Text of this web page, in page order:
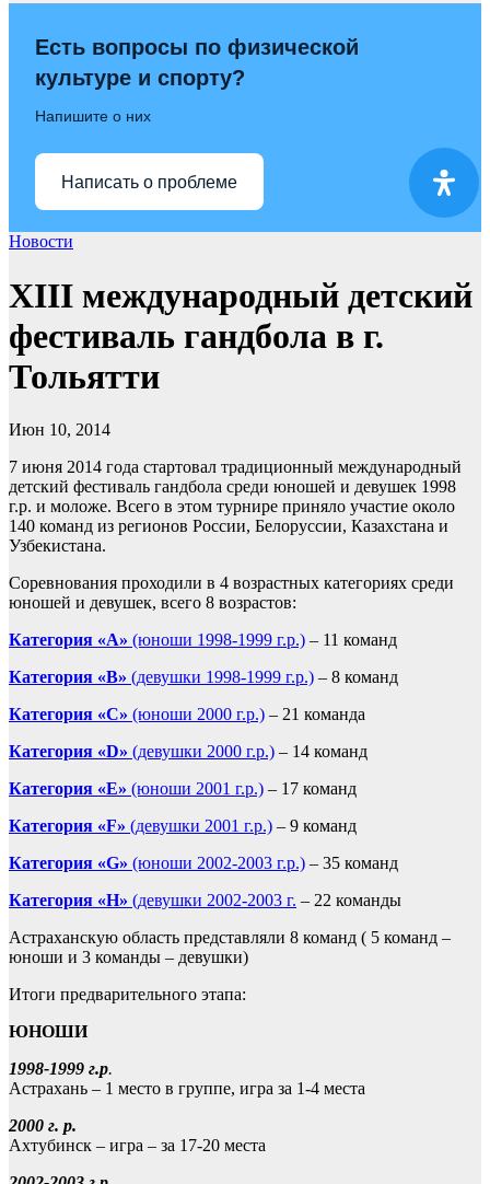
Есть вопросы по физической
культуре и спорту?
Напишите о них
Написать о проблеме
Новости
XIII международный детский
фестиваль гандбола в г.
Тольятти
Июн 10, 2014
7 июня 2014 года стартовал традиционный международный
детский фестиваль гандбола среди юношей и девушек 1998
г.р. и моложе. Всего в этом турнире приняло участие около
140 команд из регионов России, Белоруссии, Казахстана и
Узбекистана.
Соревнования проходили в 4 возрастных категориях среди
юношей и девушек, всего 8 возрастов:
Категория «А» (юноши 1998-1999 г.р.) – 11 команд
Категория «В» (девушки 1998-1999 г.р.) – 8 команд
Категория «С» (юноши 2000 г.р.) – 21 команда
Категория «D» (девушки 2000 г.р.) – 14 команд
Категория «E» (юноши 2001 г.р.) – 17 команд
Категория «F» (девушки 2001 г.р.) – 9 команд
Категория «G» (юноши 2002-2003 г.р.) – 35 команд
Категория «H» (девушки 2002-2003 г. – 22 команды
Астраханскую область представляли 8 команд ( 5 команд –
юноши и 3 команды – девушки)
Итоги предварительного этапа:
ЮНОШИ
1998-1999 г.р.
Астрахань – 1 место в группе, игра за 1-4 места
2000 г. р.
Ахтубинск – игра – за 17-20 места